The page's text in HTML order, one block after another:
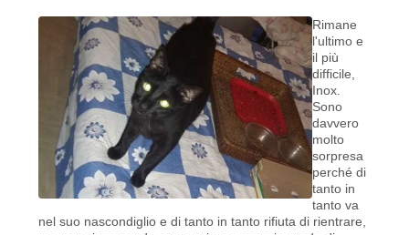
Rimane
l'ultimo e
il più
difficile,
Inox.
Sono
davvero
molto
sorpresa
perché di
tanto in
tanto va
nel suo nascondiglio e di tanto in tanto rifiuta di rientrare,